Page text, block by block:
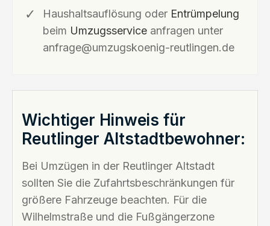
Haushaltsauflösung oder Entrümpelung
beim Umzugsservice anfragen unter
anfrage@umzugskoenig-reutlingen.de
Wichtiger Hinweis für
Reutlinger Altstadtbewohner:
Bei Umzügen in der Reutlinger Altstadt
sollten Sie die Zufahrtsbeschränkungen für
größere Fahrzeuge beachten. Für die
Wilhelmstraße und die Fußgängerzone